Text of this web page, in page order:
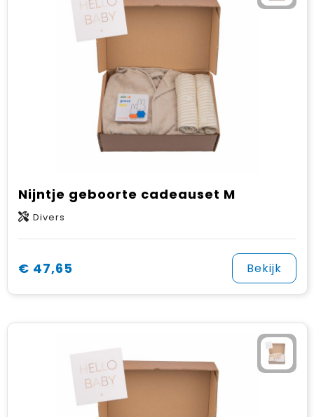
Nijntje geboorte cadeauset M
Divers
€ 47,65 Bekijk